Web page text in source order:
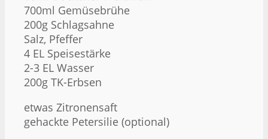
700ml Gemüsebrühe
200g Schlagsahne
Salz, Pfeffer
4 EL Speisestärke
2-3 EL Wasser
200g TK-Erbsen
etwas Zitronensaft
gehackte Petersilie (optional)